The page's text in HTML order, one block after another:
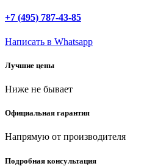
3220
quantity
+7 (495) 787-43-85
Написать в Whatsapp
Лучшие цены
Ниже не бывает
Официальная гарантия
Напрямую от производителя
Подробная консультация